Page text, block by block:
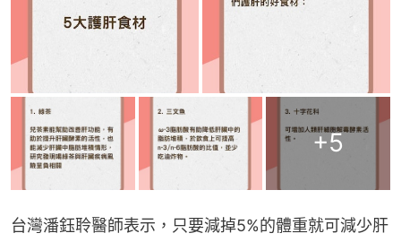
+5
台灣潘鈺聆醫師表示，只要減掉5%的體重就可減少肝